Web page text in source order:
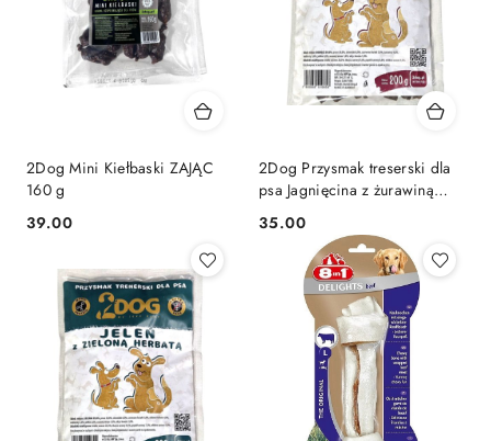
2Dog Mini Kiełbaski ZAJĄC
160 g
Cena:
39.00
2Dog Przysmak treserski dla
psa Jagnięcina z żurawiną
Cena:
35.00